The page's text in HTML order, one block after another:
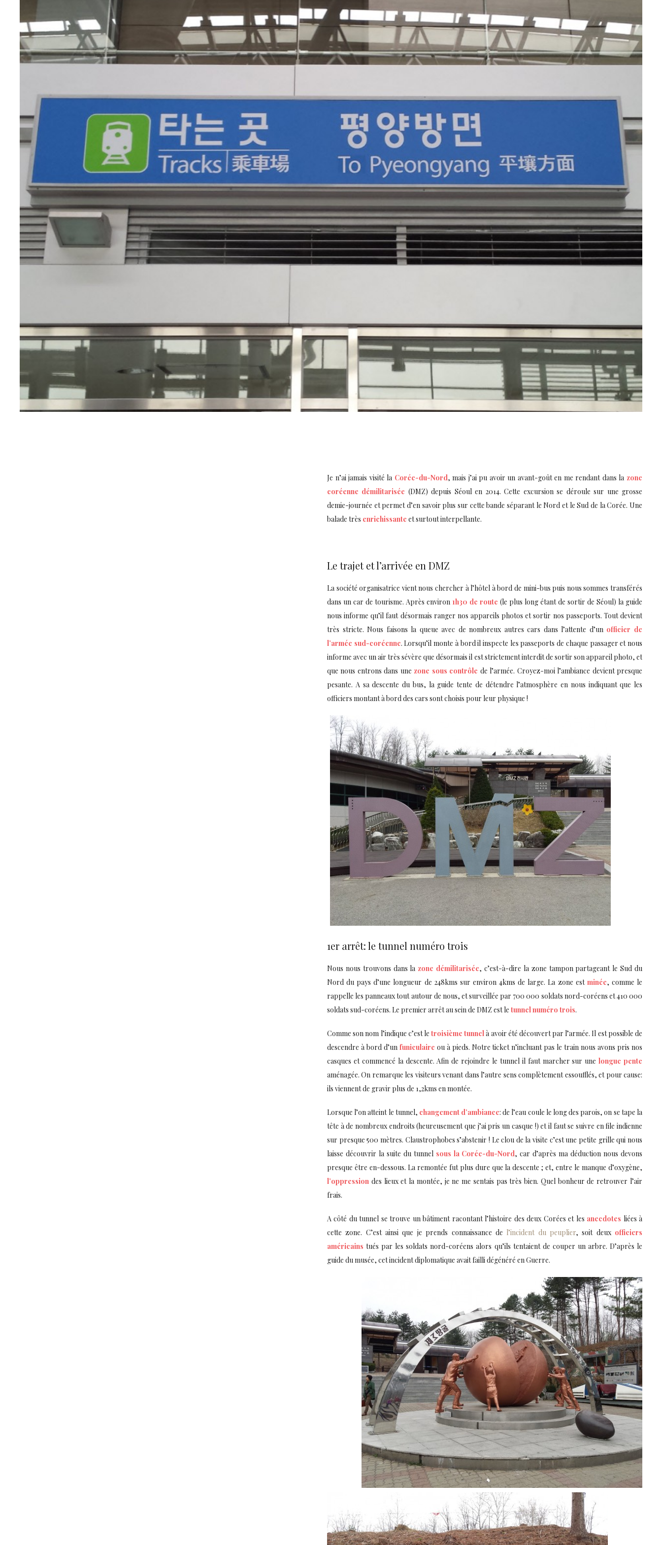
Je n’ai jamais visité la Corée-du-Nord, mais j’ai pu avoir un avant-goût en me rendant dans la zone
coréenne démilitarisée (DMZ) depuis Séoul en 2014. Cette excursion se déroule sur une grosse
demie-journée et permet d’en savoir plus sur cette bande séparant le Nord et le Sud de la Corée. Une
balade très enrichissante et surtout interpellante.
Le trajet et l’arrivée en DMZ
La société organisatrice vient nous chercher à l’hôtel à bord de mini-bus puis nous sommes transférés
dans un car de tourisme. Après environ 1h30 de route (le plus long étant de sortir de Séoul) la guide
nous informe qu’il faut désormais ranger nos appareils photos et sortir nos passeports. Tout devient
très stricte. Nous faisons la queue avec de nombreux autres cars dans l’attente d’un officier de
l’armée sud-coréenne. Lorsqu’il monte à bord il inspecte les passeports de chaque passager et nous
informe avec un air très sévère que désormais il est strictement interdit de sortir son appareil photo, et
que nous entrons dans une zone sous contrôle de l’armée. Croyez-moi l’ambiance devient presque
pesante. A sa descente du bus, la guide tente de détendre l’atmosphère en nous indiquant que les
officiers montant à bord des cars sont choisis pour leur physique !
1er arrêt: le tunnel numéro trois
Nous nous trouvons dans la zone démilitarisée, c’est-à-dire la zone tampon partageant le Sud du
Nord du pays d’une longueur de 248kms sur environ 4kms de large. La zone est minée, comme le
rappelle les panneaux tout autour de nous, et surveillée par 700 000 soldats nord-coréens et 410 000
soldats sud-coréens. Le premier arrêt au sein de DMZ est le tunnel numéro trois.
Comme son nom l’indique c’est letroisième tunnelà avoir été découvert par l’armée. Il est possible de
descendre à bord d’un funiculaire ou à pieds. Notre ticket n’incluant pas le train nous avons pris nos
casques et commencé la descente. Afin de rejoindre le tunnel il faut marcher sur unelongue pente
aménagée. On remarque les visiteurs venant dans l’autre sens complètement essoufflés, et pour cause:
ils viennent de gravir plus de 1,2kms en montée.
Lorsque l’on atteint le tunnel, changement d’ambiance: de l’eau coule le long des parois, on se tape la
tête à de nombreux endroits (heureusement que j’ai pris un casque !) et il faut se suivre en file indienne
sur presque 500 mètres. Claustrophobes s’abstenir ! Le clou de la visite c’est une petite grille qui nous
laisse découvrir la suite du tunnel sous la Corée-du-Nord, car d’après ma déduction nous devons
presque être en-dessous. La remontée fut plus dure que la descente ; et, entre le manque d’oxygène,
l’oppression des lieux et la montée, je ne me sentais pas très bien. Quel bonheur de retrouver l’air
frais.
A côté du tunnel se trouve un bâtiment racontant l’histoire des deux Corées et les anecdotes liées à
cette zone. C’est ainsi que je prends connaissance de l’incident du peuplier, soit deux officiers
américains tués par les soldats nord-coréens alors qu’ils tentaient de couper un arbre. D’après le
guide du musée, cet incident diplomatique avait failli dégénéré en Guerre.